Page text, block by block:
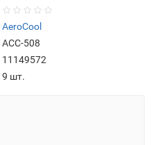
AeroCool
ACC-508
11149572
9 шт.